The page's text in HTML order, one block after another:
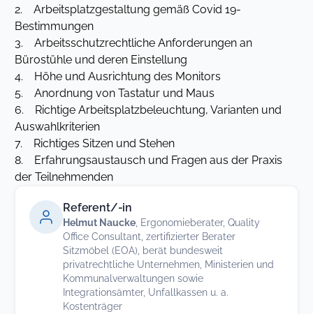
2. Arbeitsplatzgestaltung gemäß Covid 19-
Bestimmungen
3. Arbeitsschutzrechtliche Anforderungen an
Bürostühle und deren Einstellung
4. Höhe und Ausrichtung des Monitors
5. Anordnung von Tastatur und Maus
6. Richtige Arbeitsplatzbeleuchtung, Varianten und
Auswahlkriterien
7. Richtiges Sitzen und Stehen
8. Erfahrungsaustausch und Fragen aus der Praxis
der Teilnehmenden
Referent/-in
Helmut Naucke , Ergonomieberater, Quality
Office Consultant, zertifizierter Berater
Sitzmöbel (EOA), berät bundesweit
privatrechtliche Unternehmen, Ministerien und
Kommunalverwaltungen sowie
Integrationsämter, Unfallkassen u. a.
Kostenträger